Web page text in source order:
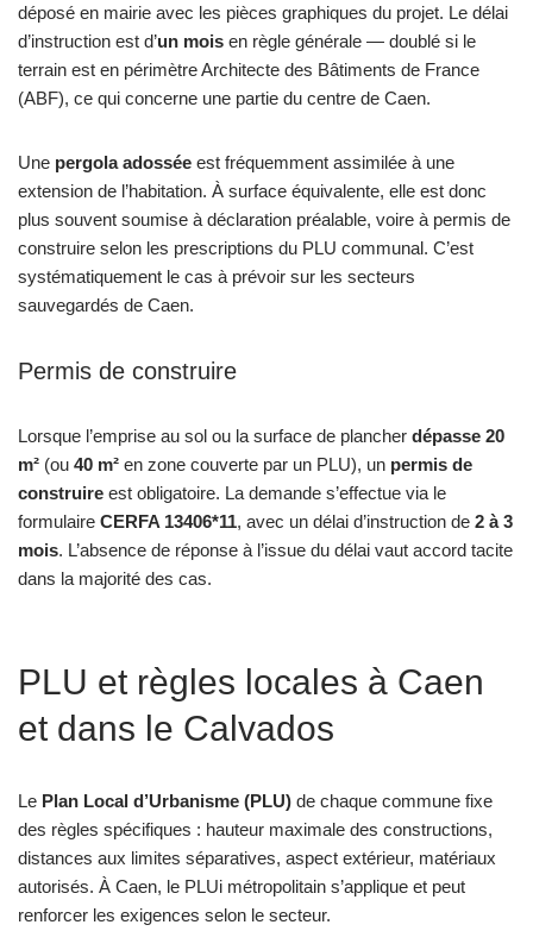
déposé en mairie avec les pièces graphiques du projet. Le délai
d’instruction est d’un mois en règle générale — doublé si le
terrain est en périmètre Architecte des Bâtiments de France
(ABF), ce qui concerne une partie du centre de Caen.
Une pergola adossée est fréquemment assimilée à une
extension de l’habitation. À surface équivalente, elle est donc
plus souvent soumise à déclaration préalable, voire à permis de
construire selon les prescriptions du PLU communal. C’est
systématiquement le cas à prévoir sur les secteurs
sauvegardés de Caen.
Permis de construire
Lorsque l’emprise au sol ou la surface de plancher dépasse 20
m² (ou 40 m² en zone couverte par un PLU), un permis de
construire est obligatoire. La demande s’effectue via le
formulaire CERFA 13406*11, avec un délai d’instruction de 2 à 3
mois. L’absence de réponse à l’issue du délai vaut accord tacite
dans la majorité des cas.
PLU et règles locales à Caen
et dans le Calvados
Le Plan Local d’Urbanisme (PLU) de chaque commune fixe
des règles spécifiques : hauteur maximale des constructions,
distances aux limites séparatives, aspect extérieur, matériaux
autorisés. À Caen, le PLUi métropolitain s’applique et peut
renforcer les exigences selon le secteur.